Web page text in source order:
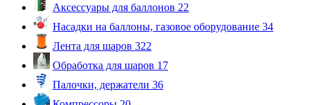
Аксессуары для баллонов 22
Насадки на баллоны, газовое оборудование 34
Лента для шаров 322
Обработка для шаров 17
Палочки, держатели 36